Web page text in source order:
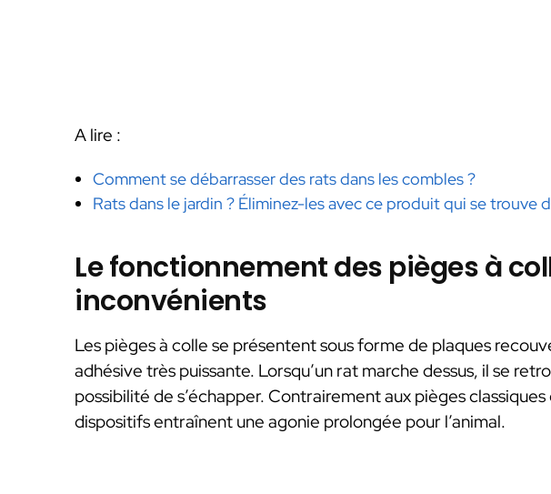
A lire :
Comment se débarrasser des rats dans les combles ?
Rats dans le jardin ? Éliminez-les avec ce produit qui se trouve
Le fonctionnement des pièges à
inconvénients
Les pièges à colle se présentent sous forme de plaques
adhésive très puissante. Lorsqu’un rat marche dessus, il se
possibilité de s’échapper. Contrairement aux pièges
dispositifs entraînent une agonie prolongée pour l’animal.